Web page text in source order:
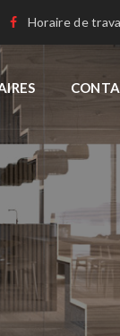
Horaire de